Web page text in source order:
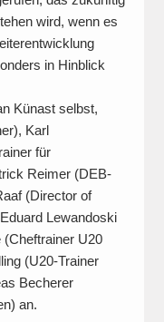
wird, wenn es
in Hinblick
Künast selbst,
Karl
für
Reimer (DEB-
(Director of
Lewandoski
U20
(U20-Trainer
Becherer
an.